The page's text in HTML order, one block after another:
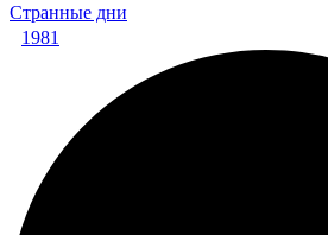
Странные дни
1981